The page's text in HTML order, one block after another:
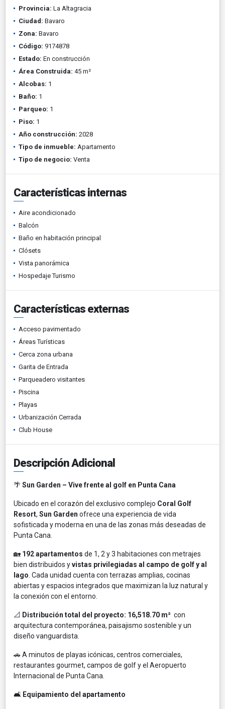
Provincia: La Altagracia
Ciudad: Bavaro
Zona: Bavaro
Código: 9174878
Estado: En construcción
Área Construida: 45 m²
Alcobas: 1
Baño: 1
Parqueo: 1
Piso: 1
Año construcción: 2028
Tipo de inmueble: Apartamento
Tipo de negocio: Venta
Características internas
Aire acondicionado
Balcón
Baño en habitación principal
Clósets
Vista panorámica
Hospedaje Turismo
Características externas
Acceso pavimentado
Áreas Turísticas
Cerca zona urbana
Garita de Entrada
Parqueadero visitantes
Piscina
Playas
Urbanización Cerrada
Club House
Descripción Adicional
🌴Sun Garden – Vive frente al golf en Punta Cana
Ubicado en el corazón del exclusivo complejo Coral Golf
Resort, Sun Garden ofrece una experiencia de vida
sofisticada y moderna en una de las zonas más deseadas de
Punta Cana.
🏡 192 apartamentos de 1, 2 y 3 habitaciones con metrajes
bien distribuidos yvistas privilegiadas al campo de golf y al
lago . Cada unidad cuenta con terrazas amplias, cocinas
abiertas y espacios integrados que maximizan la luz natural y
la conexión con el entorno.
📐 Distribución total del proyecto: 16,518.70 m² con
arquitectura contemporánea, paisajismo sostenible y un
diseño vanguardista.
🚗 A minutos de playas icónicas, centros comerciales,
restaurantes gourmet, campos de golf y el Aeropuerto
Internacional de Punta Cana.
🛋️ Equipamiento del apartamento